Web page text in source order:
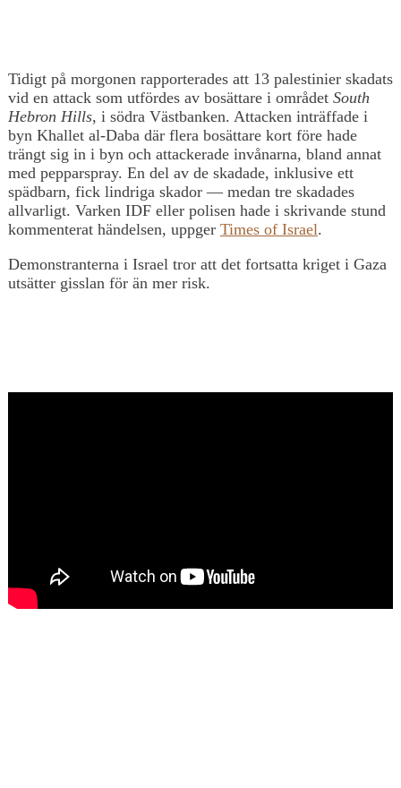
Tidigt på morgonen rapporterades att 13 palestinier skadats
vid en attack som utfördes av bosättare i området South
Hebron Hills, i södra Västbanken. Attacken inträffade i
byn Khallet al-Daba där flera bosättare kort före hade
trängt sig in i byn och attackerade invånarna, bland annat
med pepparspray. En del av de skadade, inklusive ett
spädbarn, fick lindriga skador — medan tre skadades
allvarligt. Varken IDF eller polisen hade i skrivande stund
kommenterat händelsen, uppger Times of Israel.
Demonstranterna i Israel tror att det fortsatta kriget i Gaza
utsätter gisslan för än mer risk.